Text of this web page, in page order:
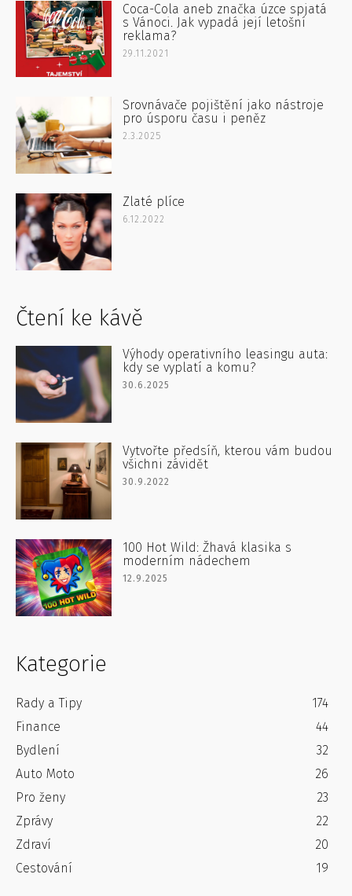
Coca-Cola aneb značka úzce spjatá
s Vánoci. Jak vypadá její letošní
reklama?
29.11.2021
Srovnávače pojištění jako nástroje
pro úsporu času i peněz
2.3.2025
Zlaté plíce
6.12.2022
Čtení ke kávě
Výhody operativního leasingu auta:
kdy se vyplatí a komu?
30.6.2025
Vytvořte předsíň, kterou vám budou
všichni závidět
30.9.2022
100 Hot Wild: Žhavá klasika s
moderním nádechem
12.9.2025
Kategorie
Rady a Tipy
174
Finance
44
Bydlení
32
Auto Moto
26
Pro ženy
23
Zprávy
22
Zdraví
20
Cestování
19